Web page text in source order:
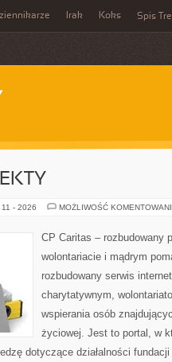
Irak Koks Spis
- 2026 MOŻLIWOŚĆ
CP Caritas – rozbudowany
wolontariacie i mądrym
rozbudowany serwis
charytatywnym,
wspierania osób
życiowej. Jest to portal, w
dotyczące działalności